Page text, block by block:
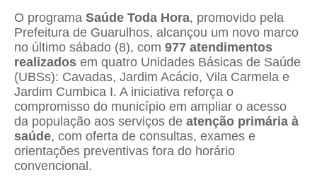
O programa Saúde Toda Hora, promovido pela
Prefeitura de Guarulhos, alcançou um novo marco
no último sábado (8), com 977 atendimentos
realizados em quatro Unidades Básicas de Saúde
(UBSs): Cavadas, Jardim Acácio, Vila Carmela e
Jardim Cumbica I. A iniciativa reforça o
compromisso do município em ampliar o acesso
da população aos serviços de atenção primária à
saúde, com oferta de consultas, exames e
orientações preventivas fora do horário
convencional.